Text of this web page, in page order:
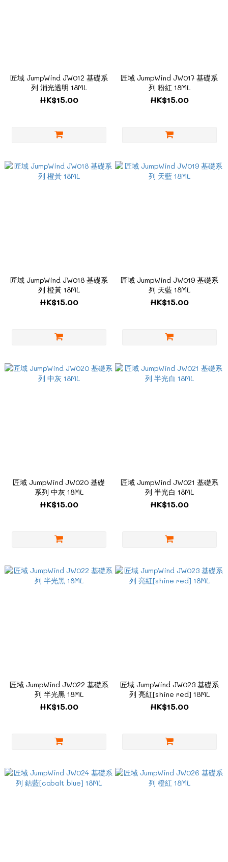
匠域 JumpWind JW012 基礎系
列 消光透明 18ML
HK$15.00
匠域 JumpWind JW017 基礎系
列 粉紅 18ML
HK$15.00
匠域 JumpWind JW018 基礎系
列 橙黃 18ML
HK$15.00
匠域 JumpWind JW019 基礎系
列 天藍 18ML
HK$15.00
匠域 JumpWind JW020 基礎
系列 中灰 18ML
HK$15.00
匠域 JumpWind JW021 基礎系
列 半光白 18ML
HK$15.00
匠域 JumpWind JW022 基礎系
列 半光黑 18ML
HK$15.00
匠域 JumpWind JW023 基礎系
列 亮紅[shine red] 18ML
HK$15.00